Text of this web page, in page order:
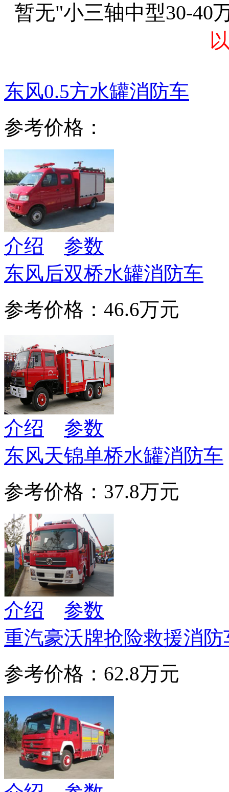
暂无"小三轴中型30-40
东风0.5方水罐消防车
参考价格：
介绍
参数
东风后双桥水罐消防车
参考价格：46.6万元
介绍
参数
东风天锦单桥水罐消防车
参考价格：37.8万元
介绍
参数
重汽豪沃牌抢险救援消防
参考价格：62.8万元